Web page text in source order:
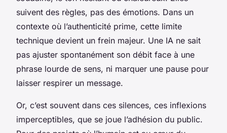
suivent des règles, pas des émotions. Dans un
contexte où l’authenticité prime, cette limite
technique devient un frein majeur. Une IA ne sait
pas ajuster spontanément son débit face à une
phrase lourde de sens, ni marquer une pause pour
laisser respirer un message.
Or, c’est souvent dans ces silences, ces inflexions
imperceptibles, que se joue l’adhésion du public.